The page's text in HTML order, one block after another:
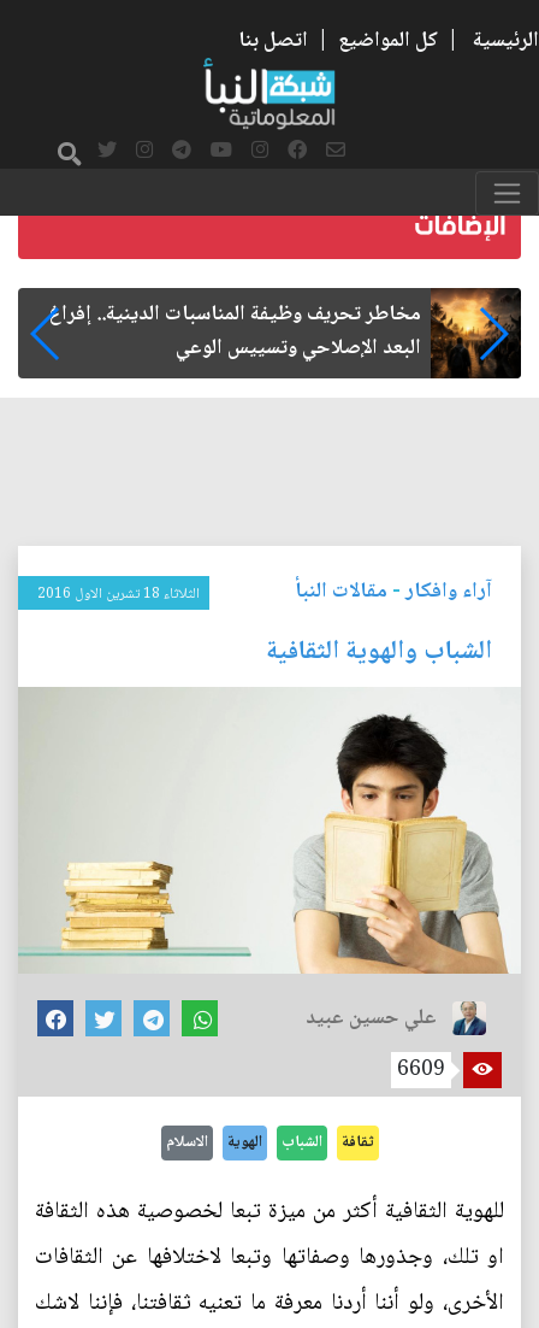
الرئيسية | كل المواضيع | اتصل بنا
زيارة الأربعين.. من الفاعلية المجتمعية إلى المواطنة
الفاعلة
آراء وافكار- مقالات النبأ الثلاثاء 18 تشرين الاول 2016
الشباب والهوية الثقافية
علي حسين عبيد
6609
ثقافة الشباب الهوية الاسلام
للهوية الثقافية أكثر من ميزة تبعا لخصوصية هذه الثقافة
او تلك، وجذورها وصفاتها وتبعا لاختلافها عن الثقافات
الأخرى، ولو أننا أردنا معرفة ما تعنيه ثقافتنا، فإننا لاشك